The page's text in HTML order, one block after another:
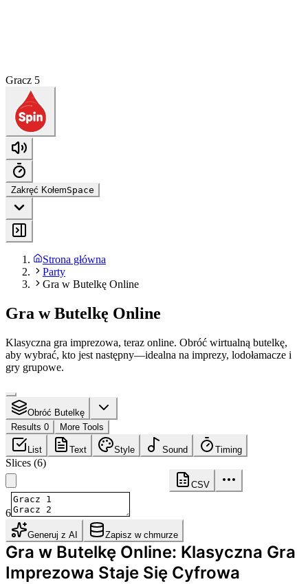
Gracz 5
Zakręć KołemSpace
Strona główna
Party
Gra w Butelkę Online
Gra w Butelkę Online
Klasyczna gra imprezowa, teraz online. Obróć wirtualną butelkę,
aby wybrać, kto jest następny—idealna na imprezy, lodołamacze i
gry grupowe.
Obróć Butelkę
Results 0
More Tools
List Text Style Sound Timing
Slices (6)
CSV
6
Generuj z AI Zapisz w chmurze
Gra w Butelkę Online: Klasyczna Gra
Imprezowa Staje Się Cyfrowa